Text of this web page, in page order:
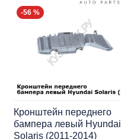
-56 %
Кронштейн переднего
бампера левый Hyundai
Solaris (2011-2014)